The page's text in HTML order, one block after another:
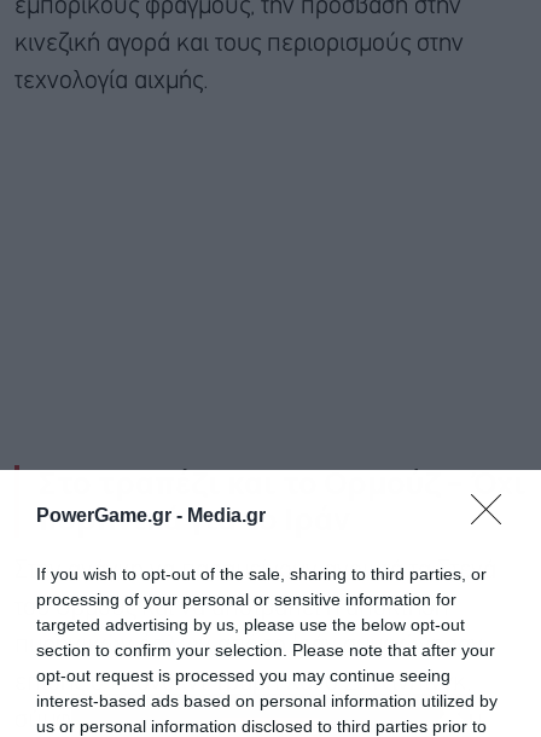
PowerGame.gr - Media.gr
If you wish to opt-out of the sale, sharing to third parties, or
processing of your personal or sensitive information for
targeted advertising by us, please use the below opt-out
section to confirm your selection. Please note that after your
opt-out request is processed you may continue seeing
interest-based ads based on personal information utilized by
us or personal information disclosed to third parties prior to
εμπορικούς φραγμούς, την πρόσβαση στην
κινεζική αγορά και τους περιορισμούς στην
τεχνολογία αιχμής.
Στο τραπέζι και το Ορμούζ – Όχι
πυρηνικά για το Ιράν
Στην ανάγκη να παραμείνουν ανοικτά τα Στενά
του Ορμούζ και να αποτραπεί η απόκτηση
πυρηνικών όπλων από το Ιράν συμφώνησαν
επίσης ο Ντόναλντ Τραμπ και ο Σι Τζινπίνγκ,
σύμφωνα με ανακοίνωση του Λευκού Οίκου